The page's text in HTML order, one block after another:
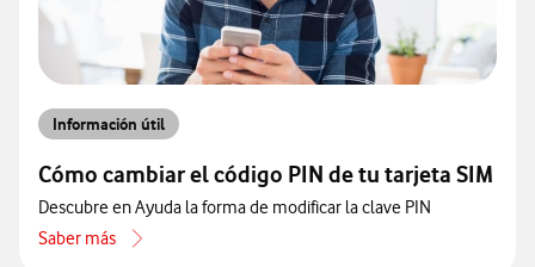
Información útil
Cómo cambiar el código PIN de tu tarjeta SIM
Descubre en Ayuda la forma de modificar la clave PIN
Saber más
acerca de Cómo cambiar el código PIN de tu tarjeta SIM